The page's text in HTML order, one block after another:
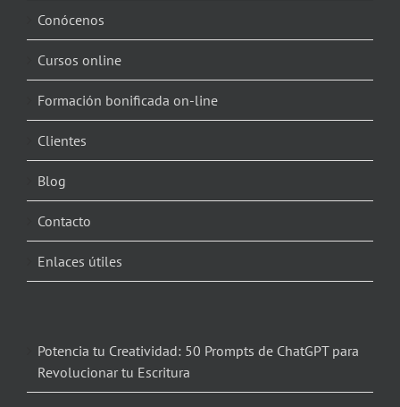
Conócenos
Cursos online
Formación bonificada on-line
Clientes
Blog
Contacto
Enlaces útiles
Potencia tu Creatividad: 50 Prompts de ChatGPT para
Revolucionar tu Escritura